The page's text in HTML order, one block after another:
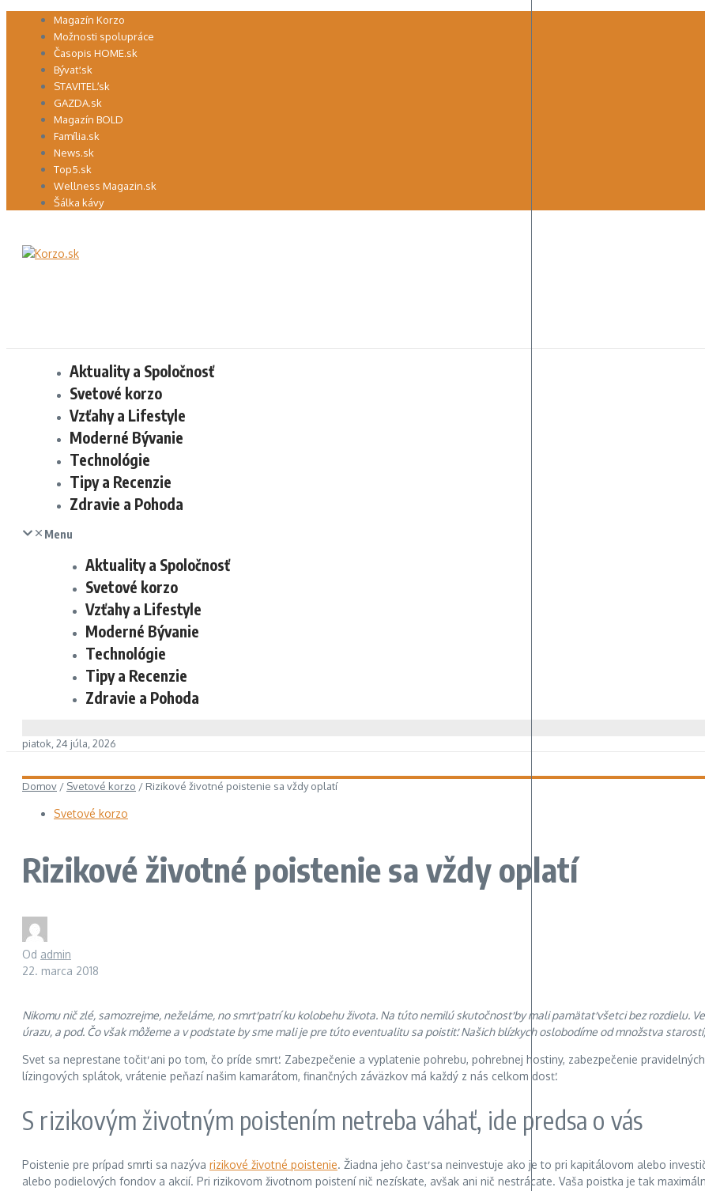
Preskočiť Magazín Korzo
Možnosti spolupráce
Časopis HOME.sk
Bývať.sk
STAVITEĽ.sk
GAZDA.sk
Magazín BOLD
Família.sk
News.sk
Top5.sk
Wellness Magazin.sk
Šálka kávy
Aktuality a Spoločnosť
Svetové korzo
Vzťahy a Lifestyle
Moderné Bývanie
Technológie
Tipy a Recenzie
Zdravie a Pohoda
Menu
Aktuality a Spoločnosť
Svetové korzo
Vzťahy a Lifestyle
Moderné Bývanie
Technológie
Tipy a Recenzie
Zdravie a Pohoda
piatok, 24 júla, 2026
Domov / Svetové korzo / Rizikové životné poistenie sa vždy oplatí
Svetové korzo
Rizikové životné poistenie sa vždy oplatí
Od admin
22. marca 2018
Nikomu nič zlé, samozrejme, neželáme, no smrť patrí ku kolobehu života. Na túto nemilú skutočnosť by mali pamätať všetci bez rozdielu.
úrazu, a pod. Čo však môžeme a v podstate by sme mali je pre túto eventualitu sa poistiť. Našich blízkych oslobodíme od množstva
Svet sa neprestane točiť ani po tom, čo príde smrť. Zabezpečenie a vyplatenie pohrebu, pohrebnej hostiny, zabezpečenie
lízingových splátok, vrátenie peňazí našim kamarátom, finančných záväzkov má každý z nás celkom dosť.
S rizikovým životným poistením netreba váhať, ide predsa o vás
Poistenie pre prípad smrti sa nazýva rizikové životné poistenie. Žiadna jeho časť sa neinvestuje ako je to pri kapitálovom alebo
alebo podielových fondov a akcií. Pri rizikovom životnom poistení nič nezískate, avšak ani nič nestrácate. Vaša poistka je tak